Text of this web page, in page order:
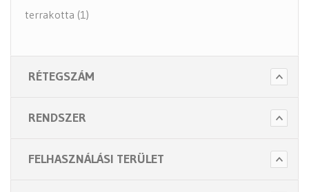
terrakotta (1)
RÉTEGSZÁM
RENDSZER
FELHASZNÁLÁSI TERÜLET